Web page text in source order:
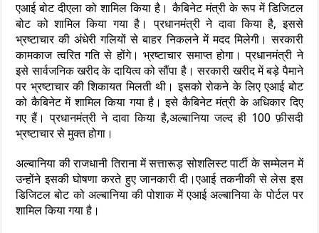
एआई बोट दीएला को शामिल किया है। कैबिनेट मंत्री के रूप में डिजिटल
बोट को शामिल किया गया है। प्रधानमंत्री ने दावा किया है, इससे
भ्रष्टाचार की अंधेरी गलियों से बाहर निकलने में मदद मिलेगी। सरकारी
कामकाज त्वरित गति से होंगे। भ्रष्टाचार समाप्त होगा। प्रधानमंत्री ने
इसे सार्वजनिक खरीद के दायित्व को सौंपा है। सरकारी खरीद में बड़े पैमाने
पर भ्रष्टाचार की शिकायत मिलती थी। इसको रोकने के लिए एआई बोट
को कैबिनेट में शामिल किया गया है। इसे कैबिनेट मंत्री के अधिकार दिए
गए हैं। प्रधानमंत्री ने दावा किया है,अल्बानिया जल्द ही 100 फ़ीसदी
भ्रष्टाचार से मुक्त होगा।
अल्बानिया की राजधानी तिराना में सत्तारूड़ सोशलिस्ट पार्टी के सम्मेलन में
उन्होंने इसकी घोषणा करते हुए जानकारी दी।एआई तकनीकी से लेस इस
डिजिटल बोट को अल्बानिया की पोशाक में एआई अल्बानिया के पोर्टल पर
शामिल किया गया है।